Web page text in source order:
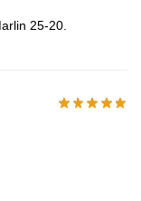
25-20.